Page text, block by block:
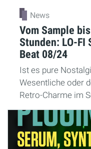
News
Vom Sample
Stunden: LO-FI
Beat 08/24
Ist es pure
Wesentliche oder
Retro-Charme im